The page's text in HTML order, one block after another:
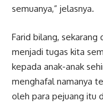
semuanya,” jelasnya.
Farid bilang, sekarang
menjadi tugas kita
kepada anak-anak
menghafal namanya
oleh para pejuang itu